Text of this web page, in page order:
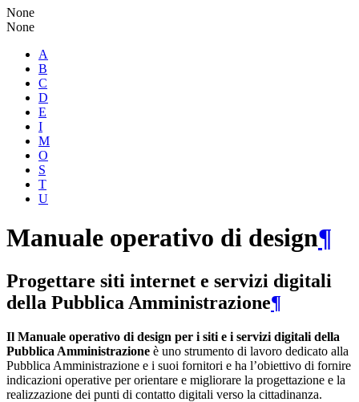
None
None
A
B
C
D
E
I
M
O
S
T
U
Manuale operativo di design¶
Progettare siti internet e servizi digitali
della Pubblica Amministrazione¶
Il Manuale operativo di design per i siti e i servizi digitali della
Pubblica Amministrazione è uno strumento di lavoro dedicato alla
Pubblica Amministrazione e i suoi fornitori e ha l’obiettivo di fornire
indicazioni operative per orientare e migliorare la progettazione e la
realizzazione dei punti di contatto digitali verso la cittadinanza.